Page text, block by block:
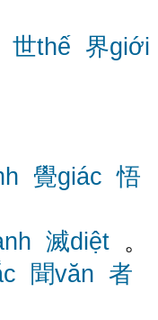
世thế 界giới
覺giác 悟
滅diệt 。
聞văn 者